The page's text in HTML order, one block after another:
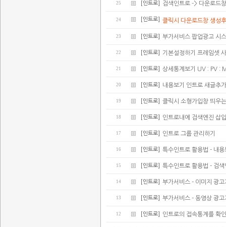
25 [인트로] 검색인트로 -> 다운로드
24 [인트로] 클릭시 다운로드창 생성
23 [인트로] 부가서비스 팝업광고 시
22 [인트로] 기본설정하기 프레임셋
21 [인트로] 상세통계보기 UV : PV :
20 [인트로] 내용보기 인트로 새글추
19 [인트로] 클릭시 소형가입창 띄우
18 [인트로] 인트로내에 검색엔진 삽
17 [인트로] 인트로 그룹 관리하기
16 [인트로] 특수인트로 활용법 - 내
15 [인트로] 특수인트로 활용법 - 검
14 [인트로] 부가서비스 - 이미지 광고
13 [인트로] 부가서비스 - 동영상 광고
12 [인트로] 인트로의 접속통계를 확